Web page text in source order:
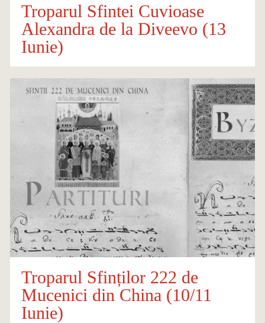
Troparul Sfintei Cuvioase
Alexandra de la Diveevo (13
Iunie)
Troparul Sfinților 222 de
Mucenici din China (10/11
Iunie)